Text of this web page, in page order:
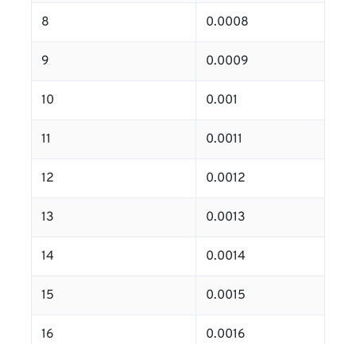
8 0.0008
9 0.0009
10 0.001
11 0.0011
12 0.0012
13 0.0013
14 0.0014
15 0.0015
16 0.0016